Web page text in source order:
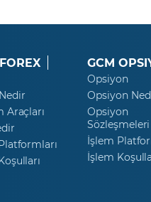
Araçları
GCM
Opsiyon
Opsiyon
Opsiyon
Sözleşmeleri
İşlem
İşlem